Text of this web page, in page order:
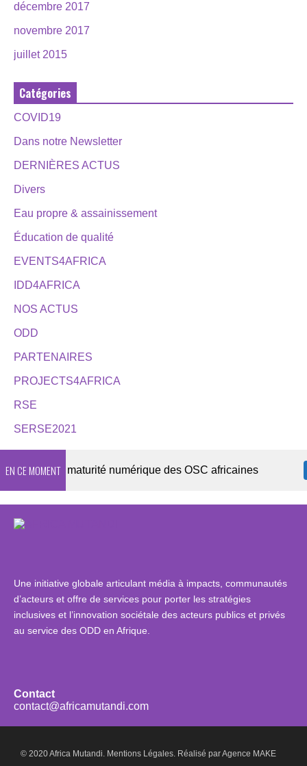
décembre 2017
novembre 2017
juillet 2015
Catégories
COVID19
Dans notre Newsletter
DERNIÈRES ACTUS
Divers
Eau propre & assainissement
Éducation de qualité
EVENTS4AFRICA
IDD4AFRICA
NOS ACTUS
ODD
PARTENAIRES
PROJECTS4AFRICA
RSE
SERSE2021
EN CE MOMENT
sur la maturité numérique des OSC africaines
Une initiative globale articulant média à impacts, communautés
d’acteurs et offre de services pour porter les stratégies
inclusives et l’innovation sociétale des acteurs publics et privés
au service des ODD en Afrique.
Contact
contact@africamutandi.com
© 2020 Africa Mutandi. Mentions Légales. Réalisé parAgence MAKE